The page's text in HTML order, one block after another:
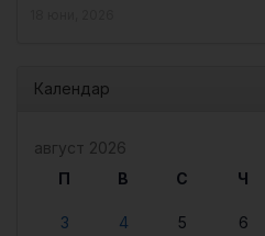
Календар
август 2026
П
В С Ч
3
4 5 6